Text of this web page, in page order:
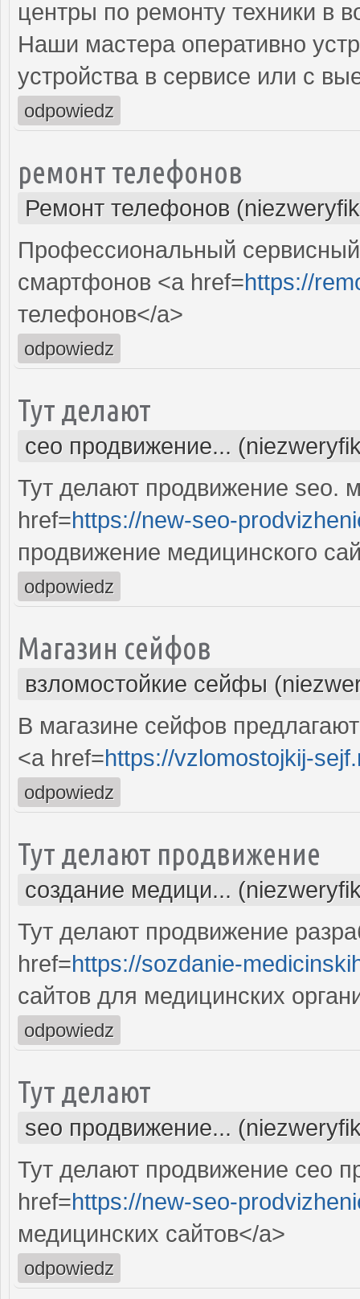
центры по ремонту техники в
Наши мастера оперативно
устройства в сервисе или с
odpowiedz
ремонт телефонов
Ремонт телефонов
Профессиональный
смартфонов <a href=https://
телефонов</a>
odpowiedz
Тут делают
сео продвижение...
Тут делают продвижение seo.
href=https://new-seo-
продвижение медицинского
odpowiedz
Магазин сейфов
взломостойкие сейфы
В магазине сейфов
<a href=https://vzlomostojkij-
odpowiedz
Тут делают продвижение
создание медици...
Тут делают продвижение
href=https://sozdanie-
сайтов для медицинских
odpowiedz
Тут делают
seo продвижение...
Тут делают продвижение сео
href=https://new-seo-
медицинских сайтов</a>
odpowiedz